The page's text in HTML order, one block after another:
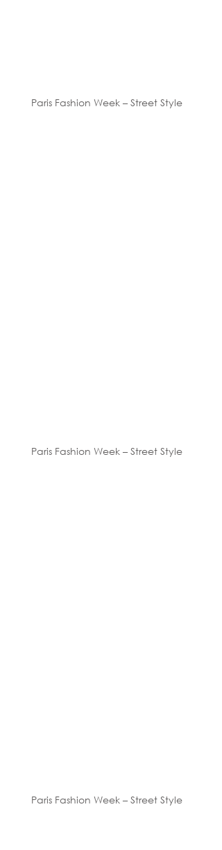
Paris Fashion Week – Street Style
Paris Fashion Week – Street Style
Paris Fashion Week – Street Style